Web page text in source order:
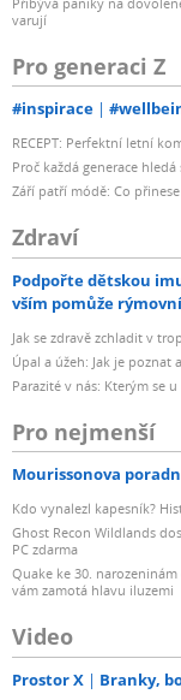
varují
Pro generaci Z
#inspirace
RECEPT: Perfektní letní
Proč každá generace
Září patří módě: Co
Zdraví
Podpořte dětskou
vším pomůže
Jak se zdravě zchladit v
Úpal a úžeh: Jak je poznat
Parazité v nás: Kterým se
Pro nejmenší
Mourissonova
Kdo vynalezl kapesník?
Ghost Recon Wildlands
PC zdarma
Quake ke 30.
vám zamotá hlavu iluzemi
Video
Prostor X Branky,